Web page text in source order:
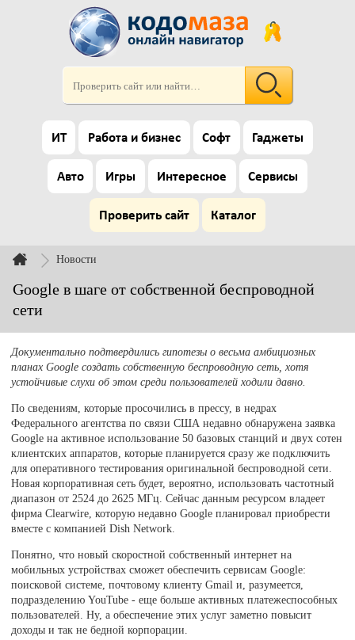
ИТ Работа и бизнес Софт Гаджеты
Авто Игры Интересное Сервисы
Проверить сайт Каталог
Новости
Google в шаге от собственной беспроводной
сети
Документально подтвердились гипотезы о весьма амбициозных
планах Google создать собственную беспроводную сеть, хотя
устойчивые слухи об этом среди пользователей ходили давно.
По сведениям, которые просочились в прессу, в недрах
Федерального агентства по связи США недавно обнаружена заявка
Google на активное использование 50 базовых станций и двух сотен
клиентских аппаратов, которые планируется сразу же подключить
для оперативного тестирования оригинальной беспроводной сети.
Новая корпоративная сеть будет, вероятно, использовать частотный
диапазон от 2524 до 2625 МГц. Сейчас данным ресурсом владеет
фирма Clearwire, которую недавно Google планировал приобрести
вместе с компанией Dish Network.
Понятно, что новый скоростной собственный интернет на
мобильных устройствах сможет обеспечить сервисам Google:
поисковой системе, почтовому клиенту Gmail и, разумеется,
подразделению YouTube - еще больше активных платежеспособных
пользователей. Ну, а обеспечение этих услуг заметно повысит
доходы и так не бедной корпорации.